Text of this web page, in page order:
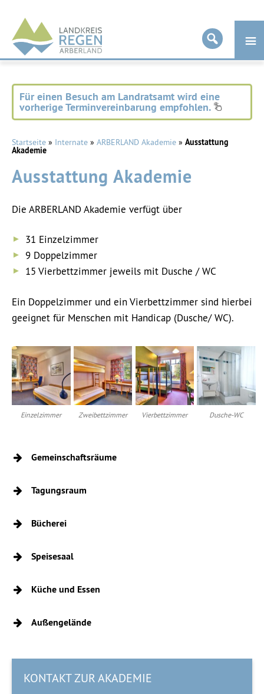
Landkreis
Regen
Für einen Besuch am Landratsamt wird eine
vorherige Terminvereinbarung empfohlen.
Startseite » Internate » ARBERLAND Akademie » Ausstattung
Akademie
Ausstattung Akademie
Die ARBERLAND Akademie verfügt über
31 Einzelzimmer
9 Doppelzimmer
15 Vierbettzimmer jeweils mit Dusche / WC
Ein Doppelzimmer und ein Vierbettzimmer sind hierbei
geeignet für Menschen mit Handicap (Dusche/ WC).
Einzelzimmer Zweibettzimmer Vierbettzimmer Dusche-WC
Gemeinschaftsräume
Tagungsraum
Bücherei
Speisesaal
Küche und Essen
Außengelände
KONTAKT ZUR AKADEMIE